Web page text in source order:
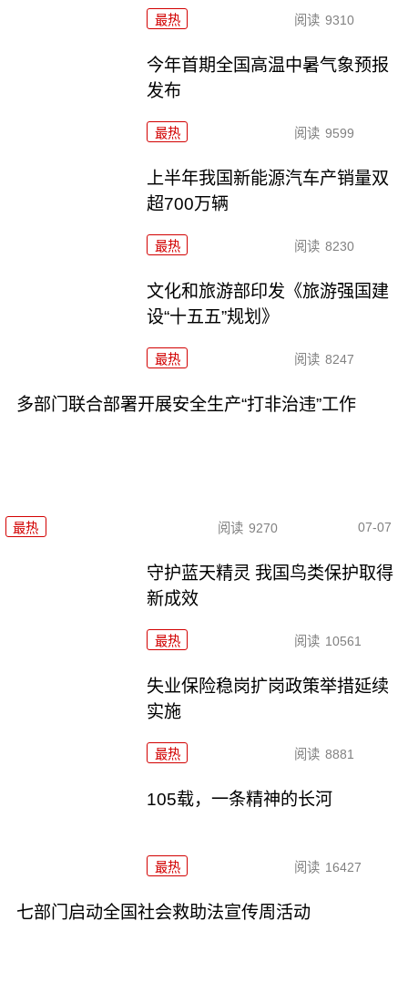
最热 阅读 9310
今年首期全国高温中暑气象预报
发布
最热 阅读 9599
上半年我国新能源汽车产销量双
超700万辆
最热 阅读 8230
文化和旅游部印发《旅游强国建
设“十五五”规划》
最热 阅读 8247
多部门联合部署开展安全生产“打非治违”工作
最热 阅读 9270 07-07
守护蓝天精灵 我国鸟类保护取得
新成效
最热 阅读 10561
失业保险稳岗扩岗政策举措延续
实施
最热 阅读 8881
105载，一条精神的长河
最热 阅读 16427
七部门启动全国社会救助法宣传周活动